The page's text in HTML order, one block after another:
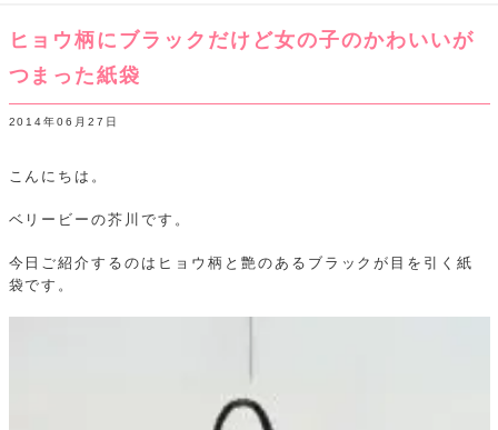
ヒョウ柄にブラックだけど女の子のかわいいが
つまった紙袋
2014年06月27日
こんにちは。
ベリービーの芥川です。
今日ご紹介するのはヒョウ柄と艶のあるブラックが目を引く紙
袋です。